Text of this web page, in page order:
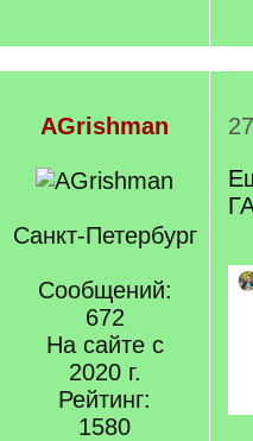
AGrishman
Санкт-Петербург
Сообщений:
672
На сайте с
2020 г.
Рейтинг:
1580